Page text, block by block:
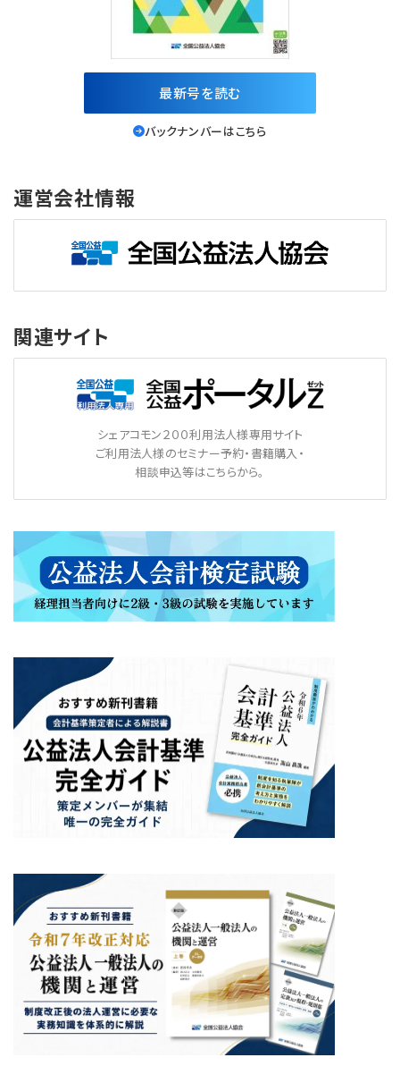
最新号を読む
バックナンバーはこちら
運営会社情報
関連サイト
シェアコモン２００利用法人様専用サイト
ご利用法人様のセミナー予約・書籍購入・
相談申込等はこちらから。